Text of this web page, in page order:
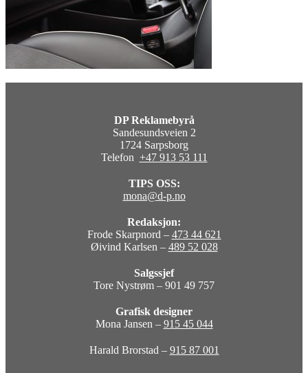
DP Reklamebyrå
Sandesundsveien 2
1724 Sarpsborg
Telefon +47 913 53 111
TIPS OSS:
mona@d-p.no
Redaksjon:
Frode Skarpnord – 473 44 621
Øivind Karlsen – 489 52 028
Salgssjef
Tore Nystrøm – 901 49 757
Grafisk designer
Mona Jansen – 915 45 044
Harald Brorstad – 915 87 001